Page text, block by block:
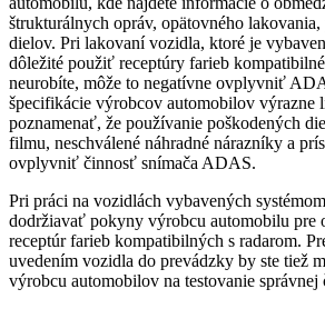
štrukturálnych opráv, opätovného
dielov. Pri lakovaní vozidla, ktoré je
dôležité použiť receptúry farieb
neurobíte, môže to negatívne ovplyvniť
špecifikácie výrobcov automobilov výrazne
poznamenať, že používanie poškodených
filmu, neschválené náhradné nárazníky a
ovplyvniť činnosť snímača ADAS.
Pri práci na vozidlách vybavených
dodržiavať pokyny výrobcu automobilu pre
receptúr farieb kompatibilných s radarom.
uvedením vozidla do prevádzky by ste tiež
výrobcu automobilov na testovanie